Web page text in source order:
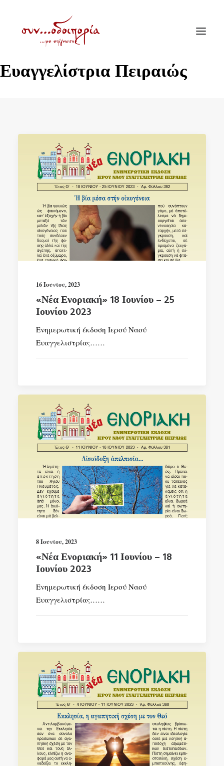
ΕΝΟΡΙΑ ΕΝ ΔΡΑΣΕΙ
ΕΥΑΓΓΕΛΙΣΤΡΙΑ ΠΕΙΡΑΙΏΣ
ΠΑΛΑΙΑ ΣΥΝΟΔΟΙΠΟΡΙΑ
ΕΠΙΚΟΙΝΩΝΙΑ
SEARCH
Ευαγγελίστρια Πειραιώς
16 Ιουνίου, 2023
«Νέα Ενοριακή» 18 Ιουνίου – 25
Ιουνίου 2023
Ενημερωτική έκδοση Ιερού Ναού
Ευαγγελιστρίας……
8 Ιουνίου, 2023
«Νέα Ενοριακή» 11 Ιουνίου – 18
Ιουνίου 2023
Ενημερωτική έκδοση Ιερού Ναού
Ευαγγελιστρίας……